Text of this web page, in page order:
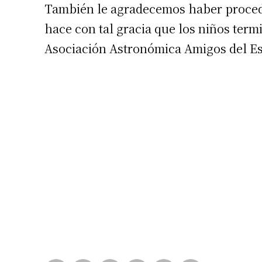
También le agradecemos haber
hace con tal gracia que los niños
Asociación Astronómica Amigos del